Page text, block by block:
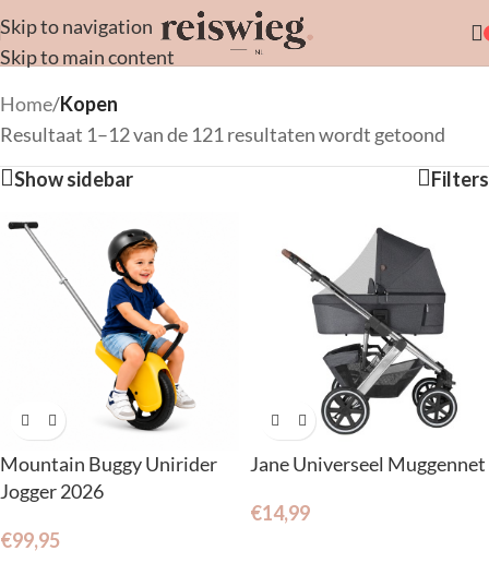
Skip to navigation
Skip to main content
Home/Kopen
Resultaat 1–12 van de 121 resultaten wordt getoond
Show sidebar
Filters
Mountain Buggy Unirider
Jogger 2026
€99,95
Jane Universeel Muggennet
€14,99